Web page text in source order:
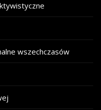
wszechczasów